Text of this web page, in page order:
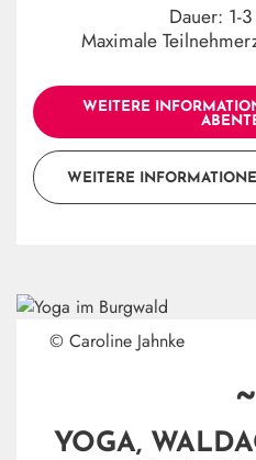
Dauer: 1-
Maximale
WEITERE
WEITERE
© Caroline Jahnke
~
YOGA,